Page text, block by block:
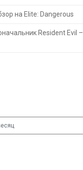
на Elite: Dangerous
Resident Evil –